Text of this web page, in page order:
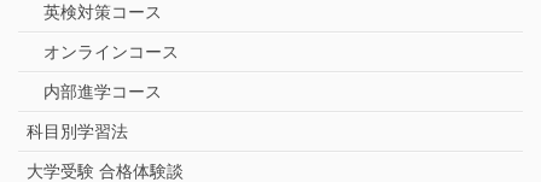
英検対策コース
オンラインコース
内部進学コース
科目別学習法
大学受験 合格体験談